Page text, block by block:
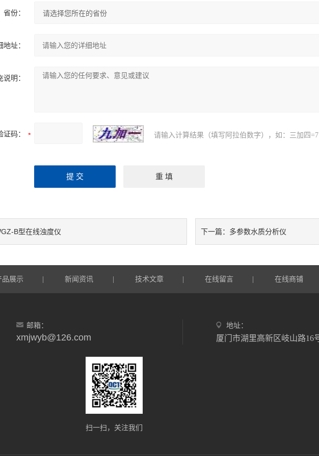
省份：
地址：
说明：
证码： 请输入计算结果（填写阿拉伯数字），如：三加四=7
B型在线浊度仪 下一篇： 多参数水质分析仪
品展示 新闻资讯 技术文章 在线留言 在线商铺
邮箱：
xmjwyb@126.com
地址：
扫一扫，关注我们